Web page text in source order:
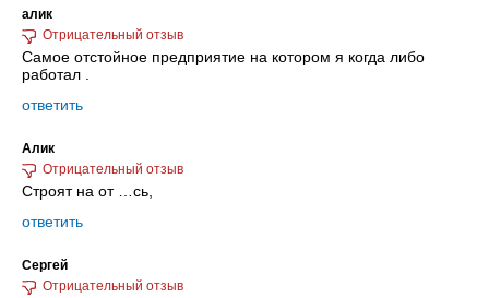
алик
Самое отстойное предприятие на котором я когда либо
работал .
ответить
Алик
Строят на от …сь,
ответить
Сергей